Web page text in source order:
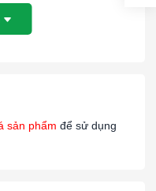
từ thép hợp kim chất
và khả năng chống
sản phẩm để sử dụng